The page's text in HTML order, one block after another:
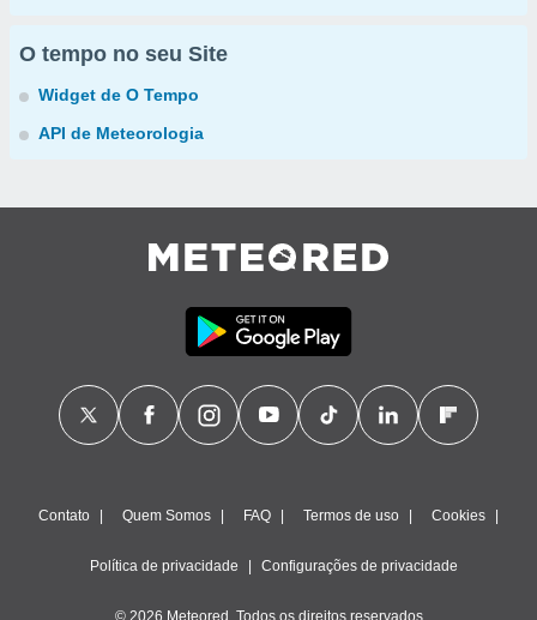
O tempo no seu Site
Widget de O Tempo
API de Meteorologia
Contato Quem Somos FAQ Termos de uso Cookies
Política de privacidade Configurações de privacidade
© 2026 Meteored. Todos os direitos reservados